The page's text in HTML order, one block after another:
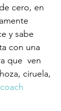
cero, en
y sabe
con una
que  ven
ciruela,